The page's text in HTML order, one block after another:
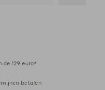
de 129 euro*
betalen